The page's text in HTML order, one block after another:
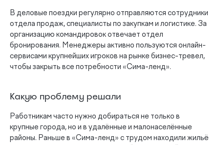
В деловые поездки регулярно отправляются сотрудники
отдела продаж, специалисты по закупкам и логистике. За
организацию командировок отвечает отдел
бронирования. Менеджеры активно пользуются онлайн-
сервисами крупнейших игроков на рынке бизнес-тревел,
чтобы закрыть все потребности «Сима-ленд».
Какую проблему решали
Работникам часто нужно добираться не только в
крупные города, но и в удалённые и малонаселённые
районы. Раньше в «Сима-ленд» с трудом находили жильё